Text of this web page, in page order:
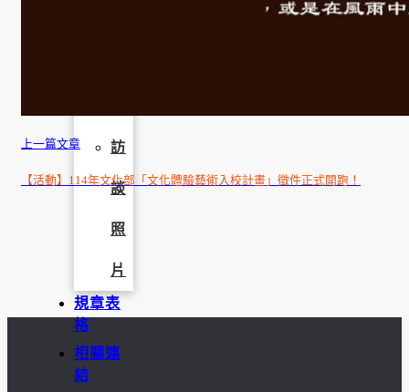
訪
談
照
片
規章表
格
相關連
結
上一篇文章
【活動】114年文化部「文化體驗藝術入校計畫」徵件正式開跑！